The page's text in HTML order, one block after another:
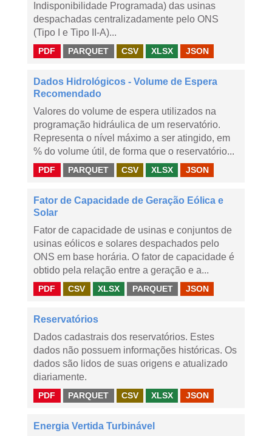
Indisponibilidade Programada) das usinas
despachadas centralizadamente pelo ONS
(Tipo I e Tipo II-A)...
PDF PARQUET CSV XLSX JSON
Dados Hidrológicos - Volume de Espera
Recomendado
Valores do volume de espera utilizados na
programação hidráulica de um reservatório.
Representa o nível máximo a ser atingido, em
% do volume útil, de forma que o reservatório...
PDF PARQUET CSV XLSX JSON
Fator de Capacidade de Geração Eólica e
Solar
Fator de capacidade de usinas e conjuntos de
usinas eólicos e solares despachados pelo
ONS em base horária. O fator de capacidade é
obtido pela relação entre a geração e a...
PDF CSV XLSX PARQUET JSON
Reservatórios
Dados cadastrais dos reservatórios. Estes
dados não possuem informações históricas. Os
dados são lidos de suas origens e atualizado
diariamente.
PDF PARQUET CSV XLSX JSON
Energia Vertida Turbinável